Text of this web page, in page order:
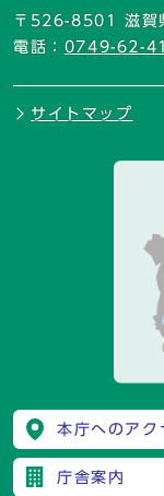
〒526-8501 滋賀
電話： 0749-62-
サイトマップ
本庁へのアク
庁舎案内